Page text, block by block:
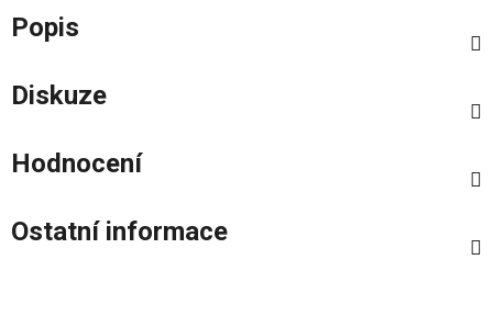
Popis
Diskuze
Hodnocení
Ostatní informace